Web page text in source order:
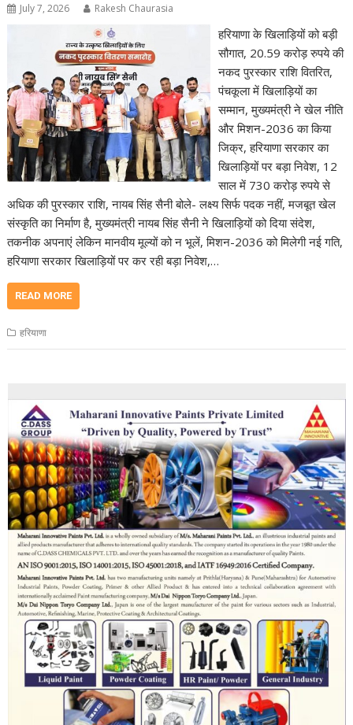
July 7, 2026 Rakesh Chaurasia
हरियाणा के खिलाड़ियों को बड़ी
सौगात, 20.59 करोड़ रुपये की
नकद पुरस्कार राशि वितरित,
पंचकूला में खिलाड़ियों का
सम्मान, मुख्यमंत्री ने खेल नीति
और मिशन-2036 का किया
जिक्र, हरियाणा सरकार का
खिलाड़ियों पर बड़ा निवेश, 12
साल में 730 करोड़ रुपये से
अधिक की पुरस्कार राशि, नायब सिंह सैनी बोले- लक्ष्य सिर्फ पदक नहीं, मजबूत खेल
संस्कृति का निर्माण है, मुख्यमंत्री नायब सिंह सैनी ने खिलाड़ियों को दिया संदेश,
तकनीक अपनाएं लेकिन मानवीय मूल्यों को न भूलें, मिशन-2036 को मिलेगी नई गति,
हरियाणा सरकार खिलाड़ियों पर कर रही बड़ा निवेश,…
READ MORE
हरियाणा